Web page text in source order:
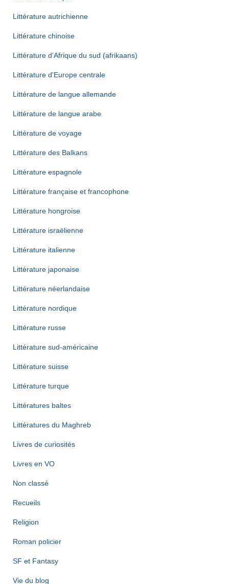
Littérature autrichienne
Littérature chinoise
Littérature d'Afrique du sud (afrikaans)
Littérature d'Europe centrale
Littérature de langue allemande
Littérature de langue arabe
Littérature de voyage
Littérature des Balkans
Littérature espagnole
Littérature française et francophone
Littérature hongroise
Littérature israëlienne
Littérature italienne
Littérature japonaise
Littérature néerlandaise
Littérature nordique
Littérature russe
Littérature sud-américaine
Littérature suisse
Littérature turque
Littératures baltes
Littératures du Maghreb
Livres de curiosités
Livres en VO
Non classé
Recueils
Religion
Roman policier
SF et Fantasy
Vie du blog